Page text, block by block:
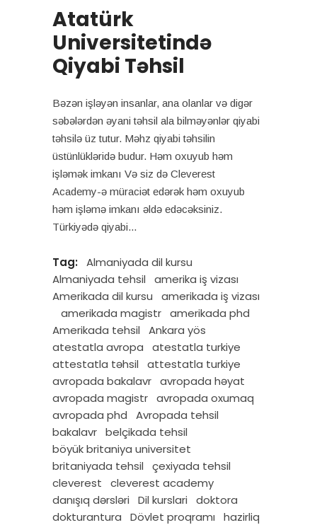
Atatürk
Universitetində
Qiyabi Təhsil
Bəzən işləyən insanlar, ana olanlar və digər
səbələrdən əyani təhsil ala bilməyənlər qiyabi
təhsilə üz tutur. Məhz qiyabi təhsilin
üstünlükləridə budur. Həm oxuyub həm
işləmək imkanı Və siz də Cleverest
Academy-ə müraciət edərək həm oxuyub
həm işləmə imkanı əldə edəcəksiniz.
Türkiyədə qiyabi
Tag:
Almaniyada dil kursu
Almaniyada tehsil
amerika iş vizası
Amerikada dil kursu
amerikada iş vizası
amerikada magistr amerikada phd
Amerikada tehsil
Ankara yös
atestatla avropa
atestatla turkiye
attestatla təhsil
attestatla turkiye
avropada bakalavr avropada həyat
avropada magistr avropada oxumaq
avropada phd
Avropada tehsil
bakalavr belçikada tehsil
böyük britaniya universitet
britaniyada tehsil
çexiyada tehsil
cleverest
cleverest academy
danışıq dərsləri
Dil kurslari
doktora
dokturantura
Dövlet proqramı
hazirliq